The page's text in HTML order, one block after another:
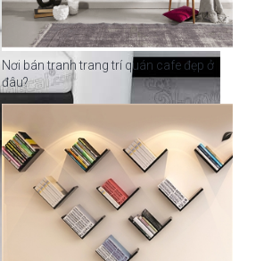
Nơi bán tranh trang trí quán cafe đẹp ở
đâu?